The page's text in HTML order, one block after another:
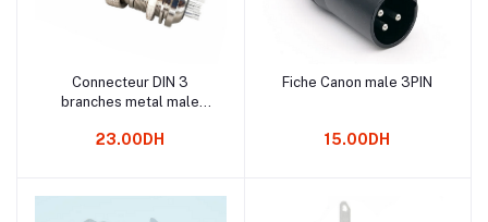
Ajouter au panier
Connecteur DIN 3
branches metal male
23.00DH
Ajouter au panier
Fiche Canon male 3PIN
15.00DH